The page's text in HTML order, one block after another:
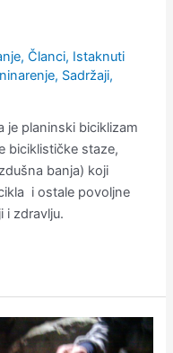
,Članci, Istaknuti
, Sadržaji,
je planinski biciklizam
biciklističke staze,
banja) koji
i ostale povoljne
i zdravlju.